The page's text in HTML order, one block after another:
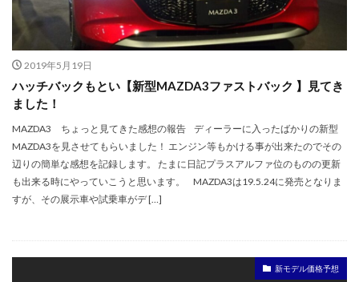
2019年5月19日
ハッチバックもとい【新型MAZDA3ファストバック 】見てき
ました！
MAZDA3 ちょっと見てきた感想の報告 ディーラーに入ったばかりの新型
MAZDA3を見させてもらいました！ エンジン等もかける事が出来たのでその
辺りの簡単な感想を記録します。 たまに日記プラスアルファ位のものの更新
も出来る時にやっていこうと思います。 MAZDA3は19.5.24に発売となりま
すが、その展示車や試乗車がデ […]
新モデル価格予想